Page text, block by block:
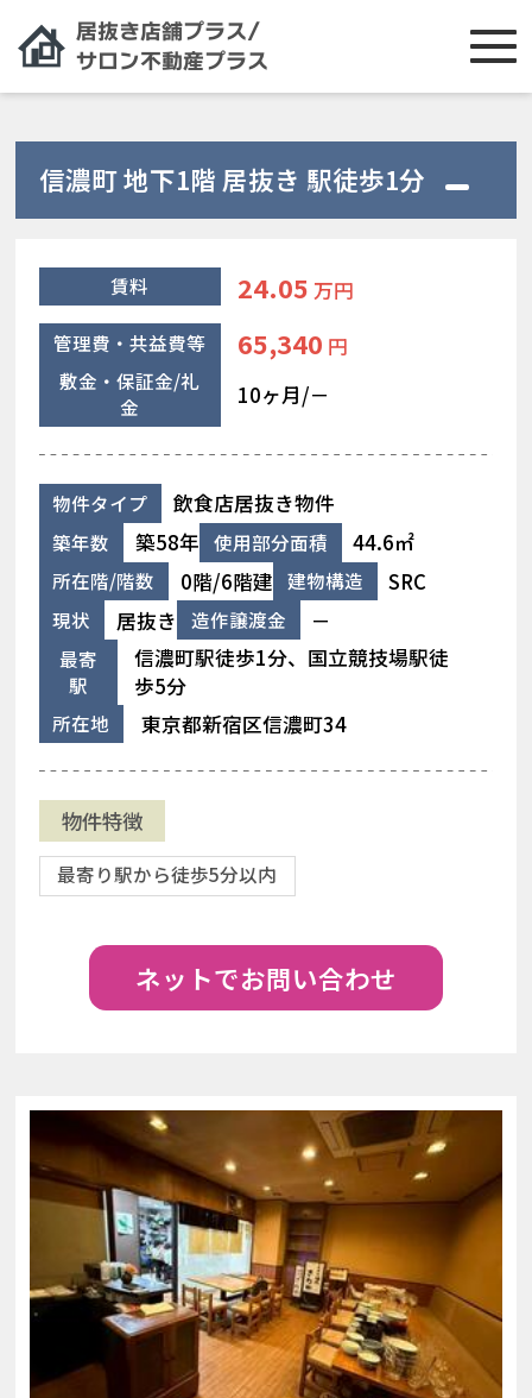
信濃町 地下1階 居抜き 駅徒歩1分
賃料 24.05 万円
管理費・共益費等 65,340 円
敷金・保証金/礼
金
10ヶ月/－
物件タイプ 飲食店居抜き物件
築年数 築58年 使用部分面積 44.6㎡
所在階/階数 0階/6階建 建物構造 SRC
現状 居抜き 造作譲渡金 －
最寄
駅
信濃町駅徒歩1分、国立競技場駅徒
歩5分
所在地 東京都新宿区信濃町34
物件特徴
最寄り駅から徒歩5分以内
ネットでお問い合わせ